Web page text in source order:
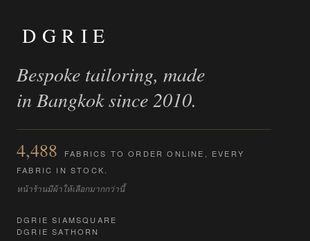
DGRIE
Bespoke tailoring, made
in Bangkok since 2010.
4,488
FABRICS TO ORDER ONLINE, EVERY
FABRIC IN STOCK.
หน้าร้านมีผ้าให้เลือกมากกว่านี้
DGRIE SIAMSQUARE
DGRIE SATHORN